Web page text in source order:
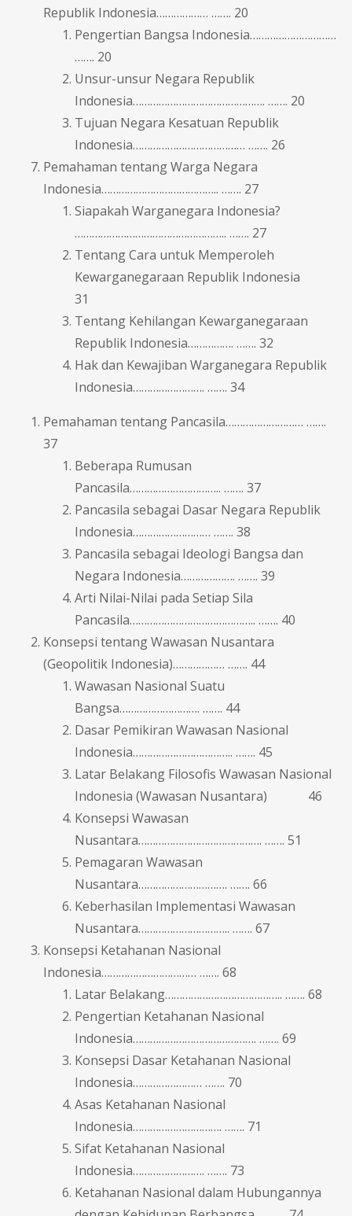
Republik Indonesia……………… ……. 20
Pengertian Bangsa Indonesia…………………………
……. 20
Unsur-unsur Negara Republik
Indonesia………………………………………. ……. 20
Tujuan Negara Kesatuan Republik
Indonesia………………………………… ……. 26
Pemahaman tentang Warga Negara
Indonesia………………………………….. ……. 27
Siapakah Warganegara Indonesia?
…………………………………………….. ……. 27
Tentang Cara untuk Memperoleh
Kewarganegaraan Republik Indonesia
31
Tentang Kehilangan Kewarganegaraan
Republik Indonesia……………. ……. 32
Hak dan Kewajiban Warganegara Republik
Indonesia……………………. ……. 34
Pemahaman tentang Pancasila……………………… …….
37
Beberapa Rumusan
Pancasila………………………….. ……. 37
Pancasila sebagai Dasar Negara Republik
Indonesia……………………… ……. 38
Pancasila sebagai Ideologi Bangsa dan
Negara Indonesia………………. ……. 39
Arti Nilai-Nilai pada Setiap Sila
Pancasila…………………………………….. ……. 40
Konsepsi tentang Wawasan Nusantara
(Geopolitik Indonesia)……………… ……. 44
Wawasan Nasional Suatu
Bangsa………………………. ……. 44
Dasar Pemikiran Wawasan Nasional
Indonesia…………………………….. ……. 45
Latar Belakang Filosofis Wawasan Nasional
Indonesia (Wawasan Nusantara) 46
Konsepsi Wawasan
Nusantara……………………………………. ……. 51
Pemagaran Wawasan
Nusantara…………………………. ……. 66
Keberhasilan Implementasi Wawasan
Nusantara………………………….. ……. 67
Konsepsi Ketahanan Nasional
Indonesia…………………………… ……. 68
Latar Belakang………………………………….. ……. 68
Pengertian Ketahanan Nasional
Indonesia……………………………………. ……. 69
Konsepsi Dasar Ketahanan Nasional
Indonesia…………………… ……. 70
Asas Ketahanan Nasional
Indonesia…………………………. ……. 71
Sifat Ketahanan Nasional
Indonesia……………………. ……. 73
Ketahanan Nasional dalam Hubungannya